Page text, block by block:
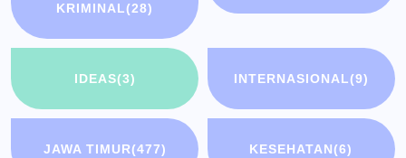
KRIMINAL(28)
IDEAS(3) INTERNASIONAL(9)
JAWA TIMUR(477) KESEHATAN(6)